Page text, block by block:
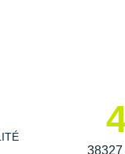
38327